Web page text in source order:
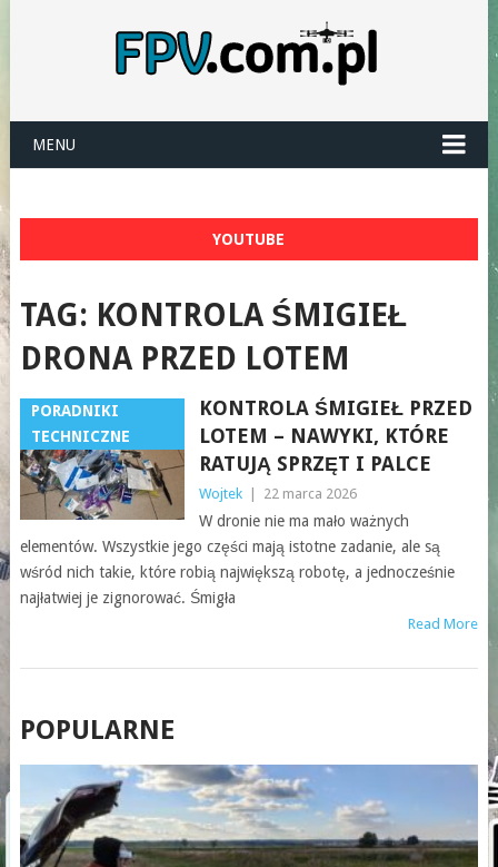
MENU
YOUTUBE
TAG: KONTROLA ŚMIGIEŁ
DRONA PRZED LOTEM
PORADNIKI
TECHNICZNE
KONTROLA ŚMIGIEŁ PRZED
LOTEM – NAWYKI, KTÓRE
RATUJĄ SPRZĘT I PALCE
Wojtek 22 marca 2026
W dronie nie ma mało ważnych
elementów. Wszystkie jego części mają istotne zadanie, ale są
wśród nich takie, które robią największą robotę, a jednocześnie
najłatwiej je zignorować. Śmigła
Read More
POSTS
NAVIGATION
POPULARNE